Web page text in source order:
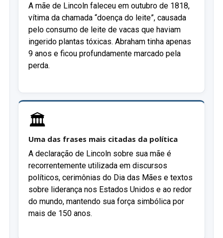
A mãe de Lincoln faleceu em outubro de 1818,
vítima da chamada “doença do leite”, causada
pelo consumo de leite de vacas que haviam
ingerido plantas tóxicas. Abraham tinha apenas
9 anos e ficou profundamente marcado pela
perda.
🏛️
Uma das frases mais citadas da política
A declaração de Lincoln sobre sua mãe é
recorrentemente utilizada em discursos
políticos, cerimônias do Dia das Mães e textos
sobre liderança nos Estados Unidos e ao redor
do mundo, mantendo sua força simbólica por
mais de 150 anos.